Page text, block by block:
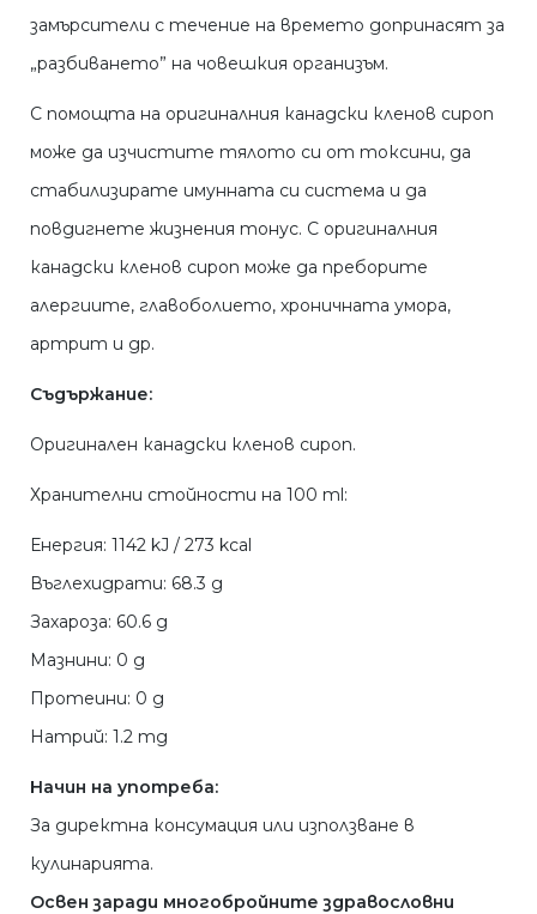
замърсители с течение на времето допринасят за
„разбиването” на човешкия организъм.
С помощта на оригиналния канадски кленов сироп
може да изчистите тялото си от токсини, да
стабилизирате имунната си система и да
повдигнете жизнения тонус. С оригиналния
канадски кленов сироп може да преборите
алергиите, главоболието, хроничната умора,
артрит и др.
Съдържание:
Оригинален канадски кленов сироп.
Хранителни стойности на 100 ml:
Енергия: 1142 kJ / 273 kcal
Въглехидрати: 68.3 g
Захароза: 60.6 g
Мазнини: 0 g
Протеини: 0 g
Натрий: 1.2 mg
Начин на употреба:
За директна консумация или използване в
кулинарията.
Освен заради многобройните здравословни